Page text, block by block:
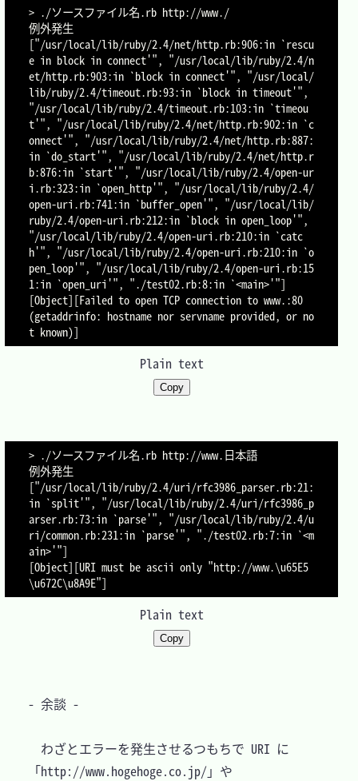
> ./ソースファイル名.rb http://www./
例外発生
["/usr/local/lib/ruby/2.4/net/http.rb:906:in `rescu
e in block in connect'", "/usr/local/lib/ruby/2.4/n
et/http.rb:903:in `block in connect'", "/usr/local/
lib/ruby/2.4/timeout.rb:93:in `block in timeout'",
"/usr/local/lib/ruby/2.4/timeout.rb:103:in `timeou
t'", "/usr/local/lib/ruby/2.4/net/http.rb:902:in `c
onnect'", "/usr/local/lib/ruby/2.4/net/http.rb:887:
in `do_start'", "/usr/local/lib/ruby/2.4/net/http.r
b:876:in `start'", "/usr/local/lib/ruby/2.4/open-ur
i.rb:323:in `open_http'", "/usr/local/lib/ruby/2.4/
open-uri.rb:741:in `buffer_open'", "/usr/local/lib/
ruby/2.4/open-uri.rb:212:in `block in open_loop'",
"/usr/local/lib/ruby/2.4/open-uri.rb:210:in `catc
h'", "/usr/local/lib/ruby/2.4/open-uri.rb:210:in `o
pen_loop'", "/usr/local/lib/ruby/2.4/open-uri.rb:15
1:in `open_uri'", "./test02.rb:8:in `<main>'"]
[Object][Failed to open TCP connection to www.:80
(getaddrinfo: hostname nor servname provided, or no
Plain text
Copy
> ./ソースファイル名.rb http://www.日本語
例外発生
["/usr/local/lib/ruby/2.4/uri/rfc3986_parser.rb:21:
in `split'", "/usr/local/lib/ruby/2.4/uri/rfc3986_p
arser.rb:73:in `parse'", "/usr/local/lib/ruby/2.4/u
ri/common.rb:231:in `parse'", "./test02.rb:7:in `<m
ain>'"]
[Object][URI must be ascii only "http://www.\u65E5
Plain text
Copy
- 余談 -
わざとエラーを発生させるつもちで URI に
「http://www.hogehoge.co.jp/」や